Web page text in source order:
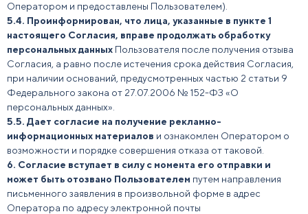
Оператором и предоставлены Пользователем).
5.4. Проинформирован, что лица, указанные в пункте 1
настоящего Согласия, вправе продолжать обработку
персональных данных Пользователя после получения отзыва
Согласия, а равно после истечения срока действия Согласия,
при наличии оснований, предусмотренных частью 2 статьи 9
Федерального закона от 27.07.2006 № 152-ФЗ «О
персональных данных».
5.5. Дает согласие на получение рекламно-
информационных материалов и ознакомлен Оператором о
возможности и порядке совершения отказа от таковой.
6. Согласие вступает в силу с момента его отправки и
может быть отозвано Пользователем путем направления
письменного заявления в произвольной форме в адрес
Оператора по адресу электронной почты